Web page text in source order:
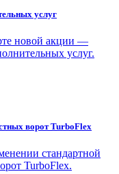
услуг
новой акции —
услуг.
ворот TurboFlex
стандартной
TurboFlex.